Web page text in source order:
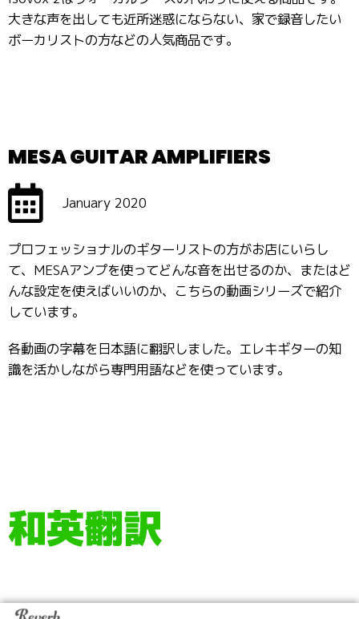
大きな声を出しても近所迷惑にならない、家で録音したい
ボーカリストの方などの人気商品です。
MESA GUITAR AMPLIFIERS
January 2020
プロフェッショナルのギターリストの方がお店にいらし
て、MESAアンプを使ってどんな音を出せるのか、またはど
んな設定を使えばいいのか、こちらの動画シリーズで紹介
しています。
各動画の字幕を日本語に翻訳しました。エレキギターの知
識を活かしながら専門用語などを使っています。
和英翻訳